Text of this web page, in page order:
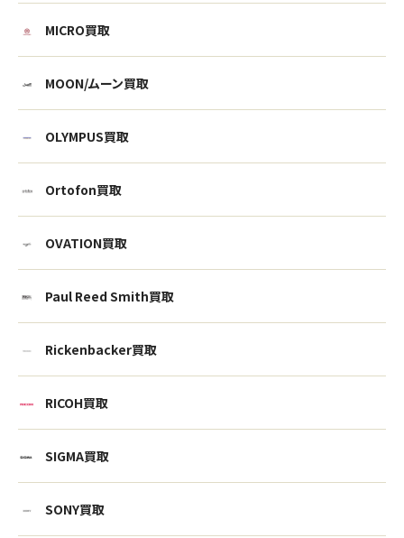
ウェブから1分
かんたん査定見積 0120-1212-25
MICRO買取
MOON/ムーン買取
OLYMPUS買取
Ortofon買取
OVATION買取
Paul Reed Smith買取
Rickenbacker買取
RICOH買取
SIGMA買取
SONY買取